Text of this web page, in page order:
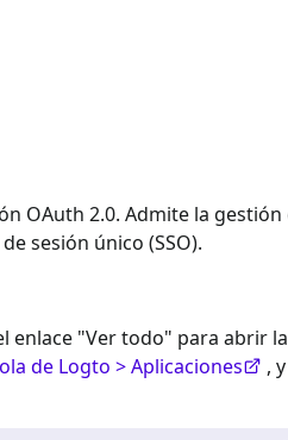
OAuth 2.0. Admite la
sesión único (SSO).
enlace "Ver todo" para abrir
de Logto > Aplicaciones
,